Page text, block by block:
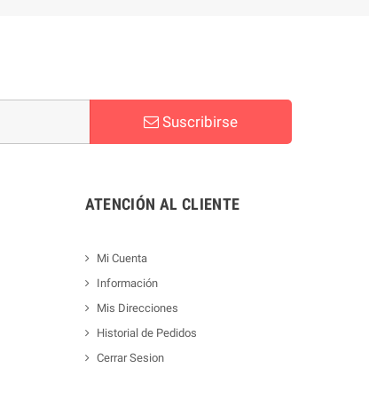
Suscribirse
ATENCIÓN AL CLIENTE
Mi Cuenta
Información
Mis Direcciones
Historial de Pedidos
Cerrar Sesion